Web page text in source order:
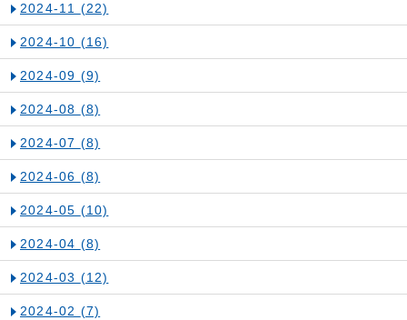
2024-11 (22)
2024-10 (16)
2024-09 (9)
2024-08 (8)
2024-07 (8)
2024-06 (8)
2024-05 (10)
2024-04 (8)
2024-03 (12)
2024-02 (7)